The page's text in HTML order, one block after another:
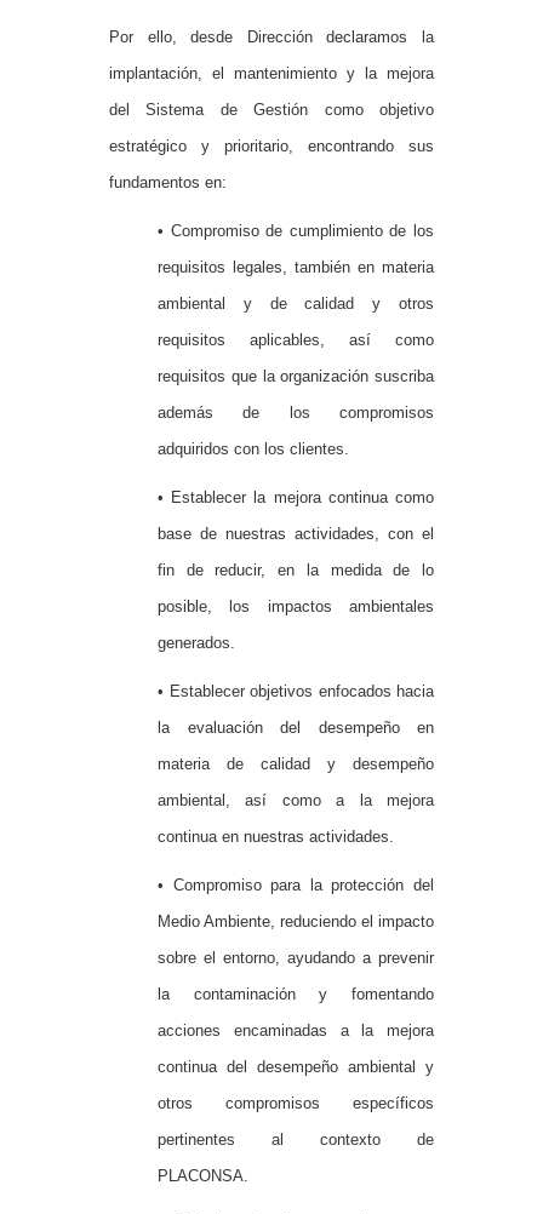
Por ello, desde Dirección declaramos la
implantación, el mantenimiento y la mejora
del Sistema de Gestión como objetivo
estratégico y prioritario, encontrando sus
fundamentos en:
• Compromiso de cumplimiento de los
requisitos legales, también en materia
ambiental y de calidad y otros
requisitos aplicables, así como
requisitos que la organización suscriba
además de los compromisos
adquiridos con los clientes.
• Establecer la mejora continua como
base de nuestras actividades, con el
fin de reducir, en la medida de lo
posible, los impactos ambientales
generados.
• Establecer objetivos enfocados hacia
la evaluación del desempeño en
materia de calidad y desempeño
ambiental, así como a la mejora
continua en nuestras actividades.
• Compromiso para la protección del
Medio Ambiente, reduciendo el impacto
sobre el entorno, ayudando a prevenir
la contaminación y fomentando
acciones encaminadas a la mejora
continua del desempeño ambiental y
otros compromisos específicos
pertinentes al contexto de
PLACONSA.